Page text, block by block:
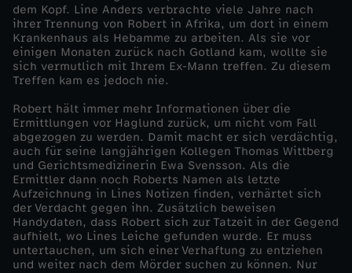
e
e
r
-
W
o
h
dem Kopf. Line Anders verbrachte viele Jahre nach
ihrer Trennung von Robert in Afrika, um dort in einem
Krankenhaus als Hebamme zu arbeiten. Als sie vor
einigen Monaten zurück nach Gotland kam, wollte sie
sich vermutlich mit Ihrem Ex-Mann treffen. Zu diesem
Treffen kam es jedoch nie.
Robert hält immer mehr Informationen über die
Ermittlungen vor Haglund zurück, um nicht vom Fall
abgezogen zu werden. Damit macht er sich verdächtig,
auch für seine langjährigen Kollegen Thomas Wittberg
und Gerichtsmedizinerin Ewa Svensson. Als die
Ermittler dann noch Roberts Namen als letzte
Aufzeichnung in Lines Notizen finden, verhärtet sich
der Verdacht gegen ihn. Zusätzlich beweisen
Handydaten, dass Robert sich zur Tatzeit in der Gegend
aufhielt, wo Lines Leiche gefunden wurde. Er muss
untertauchen, um sich einer Verhaftung zu entziehen
und weiter nach dem Mörder suchen zu können. Nur